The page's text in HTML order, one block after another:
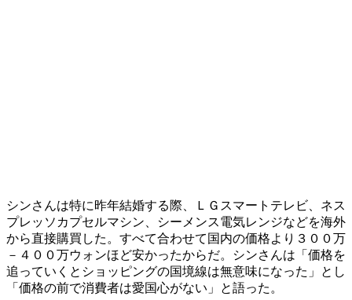
シンさんは特に昨年結婚する際、ＬＧスマートテレビ、ネス
プレッソカプセルマシン、シーメンス電気レンジなどを海外
から直接購買した。すべて合わせて国内の価格より３００万
－４００万ウォンほど安かったからだ。シンさんは「価格を
追っていくとショッピングの国境線は無意味になった」とし
「価格の前で消費者は愛国心がない」と語った。